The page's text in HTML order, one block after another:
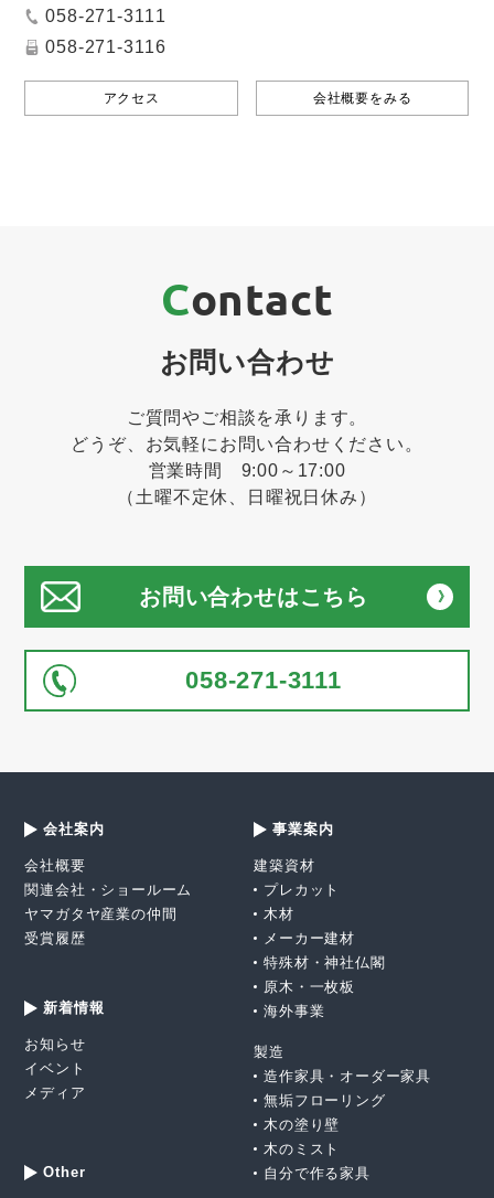
058-271-3111
058-271-3116
アクセス 会社概要をみる
Contact
お問い合わせ
ご質問やご相談を承ります。
どうぞ、お気軽にお問い合わせください。
営業時間 9:00～17:00
（土曜不定休、日曜祝日休み）
お問い合わせはこちら
058-271-3111
会社案内
会社概要
関連会社・ショールーム
ヤマガタヤ産業の仲間
受賞履歴
新着情報
お知らせ
イベント
メディア
事業案内
建築資材
プレカット
木材
メーカー建材
特殊材・神社仏閣
原木・一枚板
海外事業
製造
造作家具・オーダー家具
無垢フローリング
木の塗り壁
木のミスト
自分で作る家具
Other